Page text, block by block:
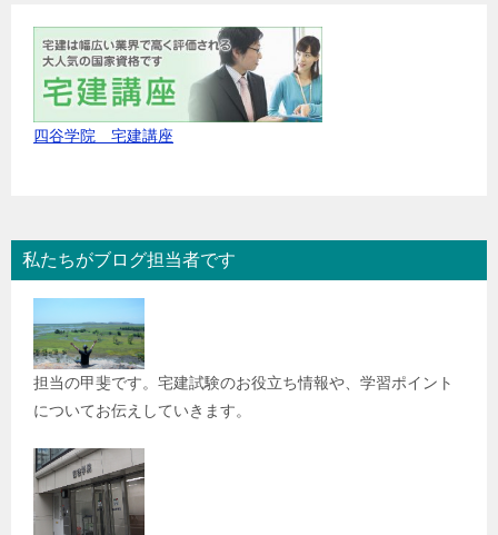
四谷学院 宅建講座
私たちがブログ担当者です
担当の甲斐です。宅建試験のお役立ち情報や、学習ポイント
についてお伝えしていきます。